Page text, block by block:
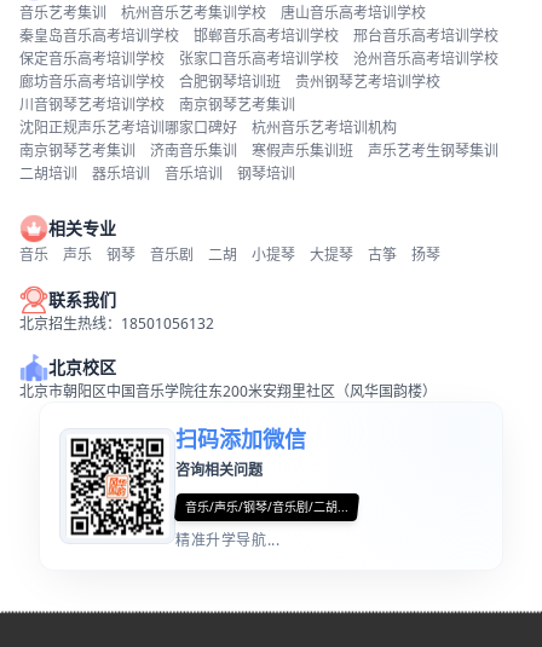
音乐艺考集训 杭州音乐艺考集训学校
唐山音乐高考培训学校
秦皇岛音乐高考培训学校
邯郸音乐高考培训学校
邢台音乐高考培训学校
保定音乐高考培训学校
张家口音乐高考培训学校
沧州音乐高考培训学校
廊坊音乐高考培训学校
合肥钢琴培训班
贵州钢琴艺考培训学校
川音钢琴艺考培训学校
南京钢琴艺考集训
沈阳正规声乐艺考培训哪家口碑好
杭州音乐艺考培训机构
南京钢琴艺考集训
济南音乐集训 寒假声乐集训班
声乐艺考生钢琴集训
二胡培训
器乐培训 音乐培训 钢琴培训
相关专业
音乐 声乐 钢琴 音乐剧 二胡 小提琴 大提琴 古筝 扬琴
联系我们
北京招生热线：18501056132
北京校区
北京市朝阳区中国音乐学院往东200米安翔里社区（风华国韵楼）
扫码添加微信
咨询相关问题
音乐/声乐/钢琴/音乐剧/二胡...
精准升学导航...